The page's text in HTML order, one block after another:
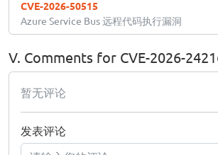
CVE-2026-50515
Azure Service Bus 远程代码执行漏洞
V. Comments for CVE-2026-
暂无评论
发表评论